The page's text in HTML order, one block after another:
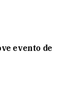
evento de